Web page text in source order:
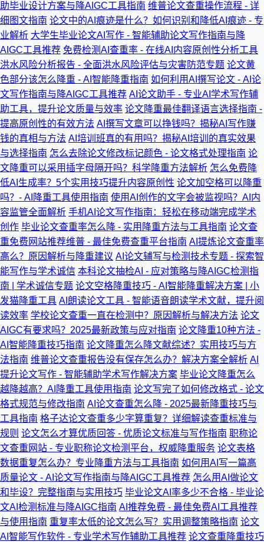
助毕业设计方案与降AIGC工具指南 维普论文查重操作流程 - 详
细图文指南 论文中的AI痕迹是什么？如何识别和降低AI痕迹 - 专
业解析 大学生毕业论文AI写作 - 智能辅助论文写作指南与降
AIGC工具推荐 免费检测AI查重率 - 在线AI内容原创性分析工具
洪水风险分析报告 - 全面洪水风险评估与灾害防范专题 论文黄
色部分该怎么降重 - AI智能降重指南 如何利用AI撰写论文 - AI论
文写作指南与降AIGC工具推荐 AI论文助手 - 专业AI学术写作辅
助工具，提升论文质量与效率 论文降重最佳翻译语言选择指南 -
提高原创性的有效方法 AI撰写文章可以挣钱吗？揭秘AI写作赚
钱的真相与方法 AI培训班真的有用吗？揭秘AI培训的真实效果
与选择指南 怎么去除论文修改标记颜色 - 论文格式处理指南 论
文降重可以采用插字母隔开吗？科学降重方法解析 怎么免费降
低AI生成率？5个实用技巧提升内容原创性 论文加空格可以降重
吗？- AI降重工具使用指南 使用AI创作的文字会被监视吗？AI内
容监管全面解析 手机AI论文写作指南：轻松在移动端完成学术
创作 毕业论文查重率怎么降 - 实用降重方法与工具指南 论文查
重免费网站推荐维普 - 最佳免费查重平台指南 AI提炼论文查重率
高么？原因解析与降重建议 AI论文辅写与检测技术专题 - 探索智
能写作与学术诚信 本科论文抽检AI - 应对策略与降AIGC检测指
南 | 学术诚信专题 论文空格降重技巧 - AI智能降重解决方案 | 小
发猫降重工具 AI朗读论文工具 - 智能语音朗读学术文献，提升阅
读效率 学校论文查重一直在检测中？原因解析与解决方法 论文
AIGC有要求吗？2025最新政策与应对指南 论文降重10种方法 -
AI智能降重技巧指南 论文降重怎么降文献综述？实用技巧与方
法指南 维普论文查重报告没有保存怎么办？解决方案全解析 AI
提升论文写作 - 智能辅助学术写作解决方案 毕业论文降重怎么
越降越高？AI降重工具使用指南 论文写完了如何修改格式 - 论文
格式规范与修改指南 AI论文查重怎么降 - 2025最新降重技巧与
工具指南 格子达论文查重多少字算重复？详细解读查重标准与
规则 论文怎么才算优质回答 - 优质论文标准与写作指南 职称论
文查重网站 - 专业职称论文检测平台，权威降重服务 论文表格
数据重复怎么办？专业降重方法与工具指南 如何用AI写一篇高
质量论文 - AI论文写作指南与降AIGC工具推荐 怎么用AI做论文
和毕设？完整指南与实用技巧 毕业论文AI率多少不合格 - 毕业论
文AI检测标准与降AIGC指南 AI推荐免费 - 最佳免费AI工具推荐
与使用指南 重复率太低的论文怎么写？实用调整策略指南 论文
AI智能写作软件 - 专业学术写作辅助工具推荐 论文查重降重技巧